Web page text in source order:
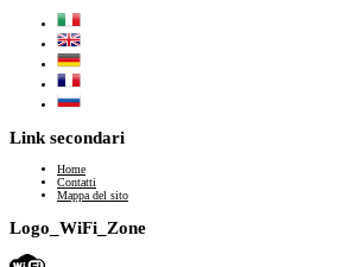
Link secondari
Home
Contatti
Mappa del sito
Logo_WiFi_Zone